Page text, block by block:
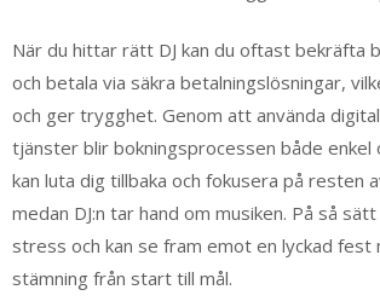
När du hittar rätt DJ kan du oftast bekräfta
och betala via säkra betalningslösningar,
och ger trygghet. Genom att använda
tjänster blir bokningsprocessen både enkel
kan luta dig tillbaka och fokusera på resten
medan DJ:n tar hand om musiken. På så
stress och kan se fram emot en lyckad
stämning från start till mål.